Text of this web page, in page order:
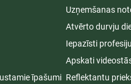
īpašumi
Uzņemšanas
Atvērto durvju
Iepazīsti
Apskati
Reflektantu